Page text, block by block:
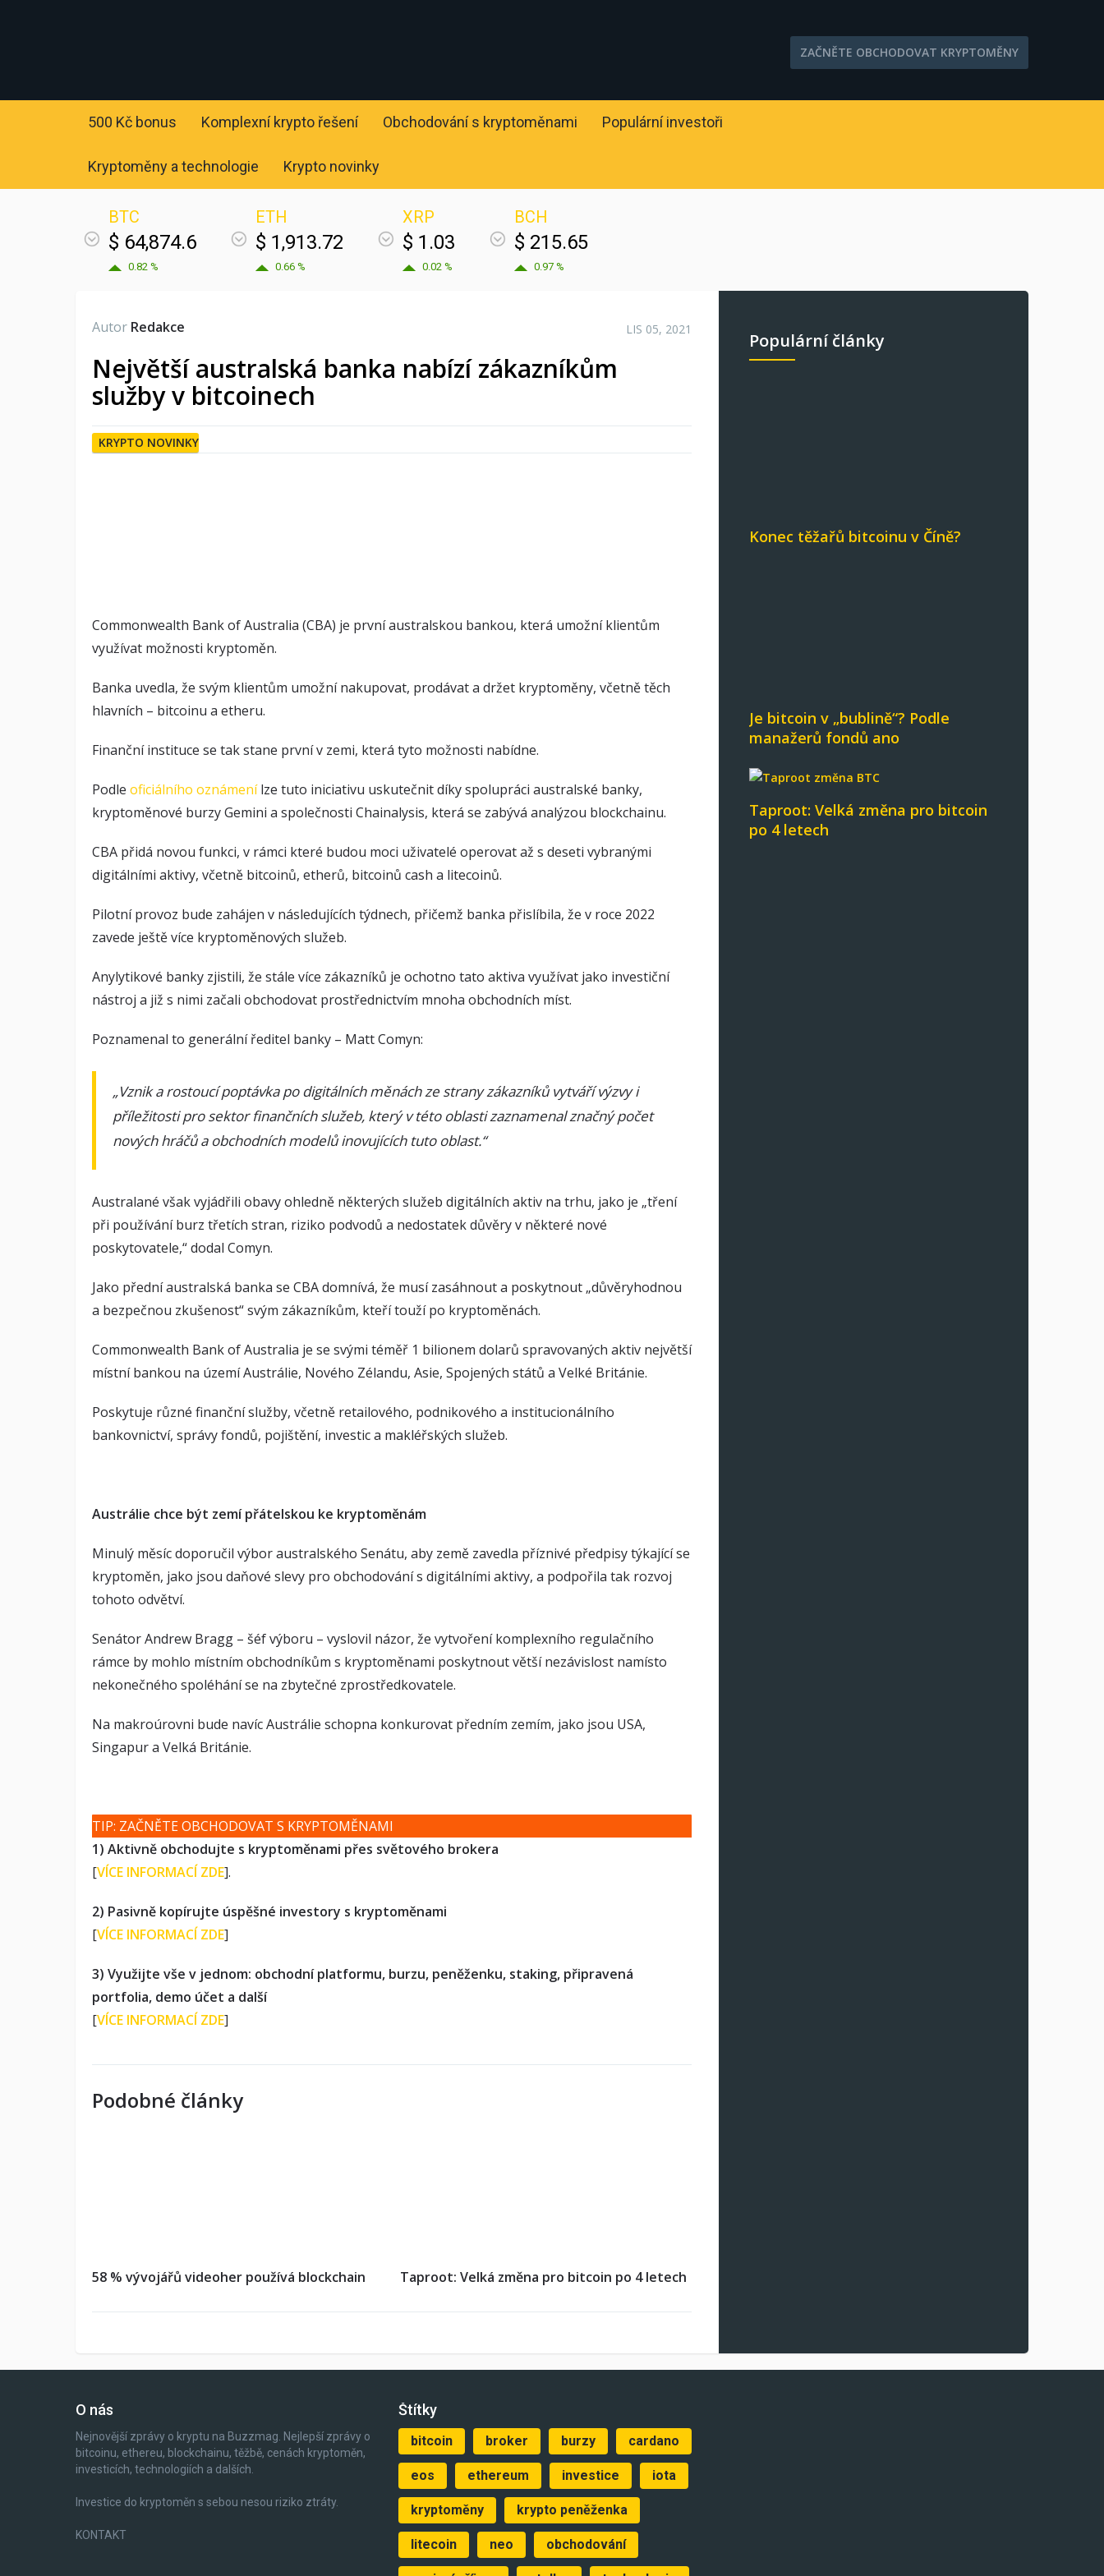
ZAČNĚTE OBCHODOVAT KRYPTOMĚNY
500 Kč bonus Komplexní krypto řešení Obchodování s kryptoměnami Populární investoři
Kryptoměny a technologie Krypto novinky
BTC
$ 64,874.6
0.82 %
ETH
$ 1,913.72
0.66 %
XRP
$ 1.03
0.02 %
BCH
$ 215.65
0.97 %
Autor Redakce LIS 05, 2021
Největší australská banka nabízí zákazníkům
služby v bitcoinech
KRYPTO NOVINKY
Commonwealth Bank of Australia (CBA) je první australskou bankou, která umožní klientům
využívat možnosti kryptoměn.
Banka uvedla, že svým klientům umožní nakupovat, prodávat a držet kryptoměny, včetně těch
hlavních – bitcoinu a etheru.
Finanční instituce se tak stane první v zemi, která tyto možnosti nabídne.
Podle oficiálního oznámenílze tuto iniciativu uskutečnit díky spolupráci australské banky,
kryptoměnové burzy Gemini a společnosti Chainalysis, která se zabývá analýzou blockchainu.
CBA přidá novou funkci, v rámci které budou moci uživatelé operovat až s deseti vybranými
digitálními aktivy, včetně bitcoinů, etherů, bitcoinů cash a litecoinů.
Pilotní provoz bude zahájen v následujících týdnech, přičemž banka přislíbila, že v roce 2022
zavede ještě více kryptoměnových služeb.
Anylytikové banky zjistili, že stále více zákazníků je ochotno tato aktiva využívat jako investiční
nástroj a již s nimi začali obchodovat prostřednictvím mnoha obchodních míst.
Poznamenal to generální ředitel banky – Matt Comyn:
„Vznik a rostoucí poptávka po digitálních měnách ze strany zákazníků vytváří výzvy i
příležitosti pro sektor finančních služeb, který v této oblasti zaznamenal značný počet
nových hráčů a obchodních modelů inovujících tuto oblast.“
Australané však vyjádřili obavy ohledně některých služeb digitálních aktiv na trhu, jako je „tření
při používání burz třetích stran, riziko podvodů a nedostatek důvěry v některé nové
poskytovatele,“ dodal Comyn.
Jako přední australská banka se CBA domnívá, že musí zasáhnout a poskytnout „důvěryhodnou
a bezpečnou zkušenost“ svým zákazníkům, kteří touží po kryptoměnách.
Commonwealth Bank of Australia je se svými téměř 1 bilionem dolarů spravovaných aktiv největší
místní bankou na území Austrálie, Nového Zélandu, Asie, Spojených států a Velké Británie.
Poskytuje různé finanční služby, včetně retailového, podnikového a institucionálního
bankovnictví, správy fondů, pojištění, investic a makléřských služeb.
Austrálie chce být zemí přátelskou ke kryptoměnám
Minulý měsíc doporučil výbor australského Senátu, aby země zavedla příznivé předpisy týkající se
kryptoměn, jako jsou daňové slevy pro obchodování s digitálními aktivy, a podpořila tak rozvoj
tohoto odvětví.
Senátor Andrew Bragg – šéf výboru – vyslovil názor, že vytvoření komplexního regulačního
rámce by mohlo místním obchodníkům s kryptoměnami poskytnout větší nezávislost namísto
nekonečného spoléhání se na zbytečné zprostředkovatele.
Na makroúrovni bude navíc Austrálie schopna konkurovat předním zemím, jako jsou USA,
Singapur a Velká Británie.
TIP: ZAČNĚTE OBCHODOVAT S KRYPTOMĚNAMI
1) Aktivně obchodujte s kryptoměnami přes světového brokera
[VÍCE INFORMACÍ ZDE].
2) Pasivně kopírujte úspěšné investory s kryptoměnami
[VÍCE INFORMACÍ ZDE]
3) Využijte vše v jednom: obchodní platformu, burzu, peněženku, staking, připravená
portfolia, demo účet a další
[VÍCE INFORMACÍ ZDE]
Podobné články
58 % vývojářů videoher používá blockchain Taproot: Velká změna pro bitcoin po 4 letech
Populární články
Konec těžařů bitcoinu v Číně?
Je bitcoin v „bublině“? Podle
manažerů fondů ano
Taproot: Velká změna pro bitcoin
po 4 letech
O nás
Nejnovější zprávy o kryptu na Buzzmag. Nejlepší zprávy o
bitcoinu, ethereu, blockchainu, těžbě, cenách kryptoměn,
investicích, technologiích a dalších.
Investice do kryptoměn s sebou nesou riziko ztráty.
KONTAKT
Štítky
bitcoin broker burzy cardano
eos ethereum investice iota
kryptoměny krypto peněženka
litecoin neo obchodování